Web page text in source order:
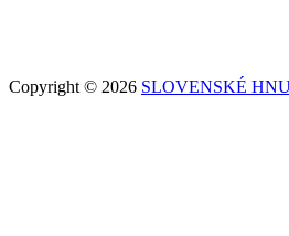
Copyright © 2026 SLOVENSKÉ